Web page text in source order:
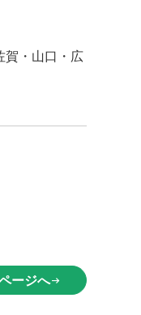
賀・山口・広
ージへarrow_right_alt